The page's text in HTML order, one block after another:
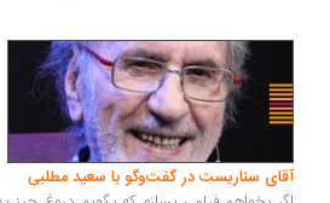
سناریست در گفت‌وگو با سعید مطلبی